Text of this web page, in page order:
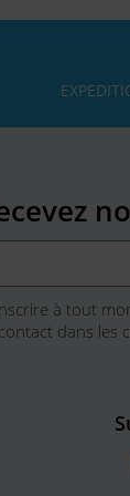
à tout
contact dans les